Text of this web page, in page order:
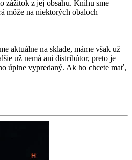
zážitok z jej obsahu. Knihu sme
môže na niektorých obaloch
aktuálne na sklade, máme však už
už nemá ani distribútor, preto je
úplne vypredaný. Ak ho chcete mať,